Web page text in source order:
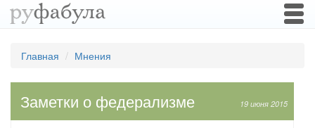
Главная Мнения
19 июня 2015
Заметки о федерализме